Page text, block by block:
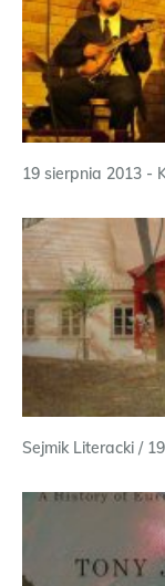
19 sierpnia 2013 -
Sejmik Literacki /